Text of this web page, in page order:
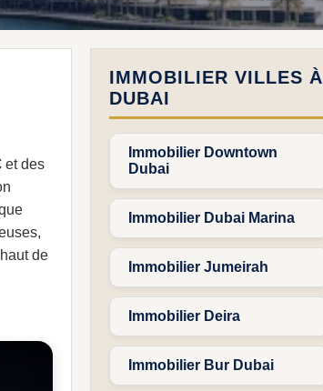
et des
de
IMMOBILIER VILLES À
DUBAI
Immobilier Downtown
Dubai
Immobilier Dubai Marina
Immobilier Jumeirah
Immobilier Deira
Immobilier Bur Dubai